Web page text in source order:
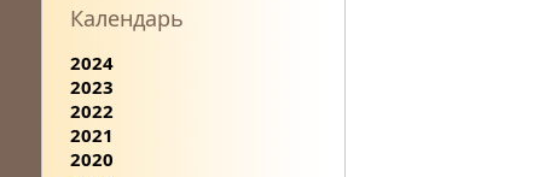
Календарь
2024
2023
2022
2021
2020